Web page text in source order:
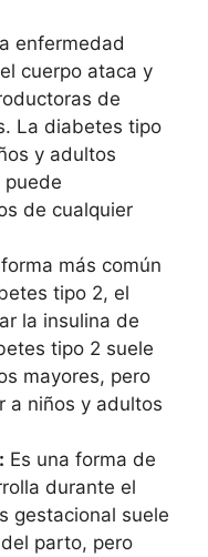
enfermedad
cuerpo ataca y
de
La diabetes tipo
y adultos
puede
de cualquier
más común
tipo 2, el
la insulina de
tipo 2 suele
mayores, pero
a niños y adultos
Es una forma de
durante el
gestacional suele
parto, pero